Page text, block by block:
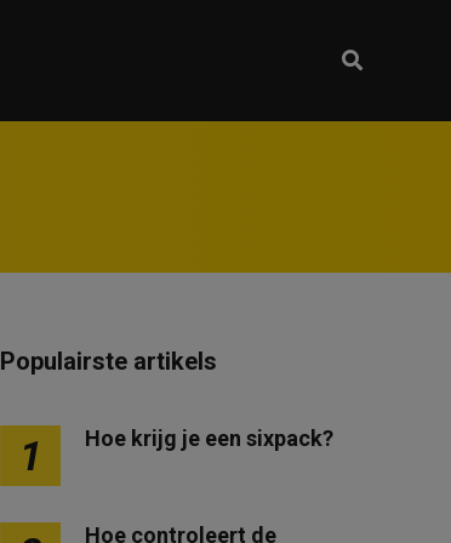
Populairste artikels
1 Hoe krijg je een sixpack?
Hoe controleert de